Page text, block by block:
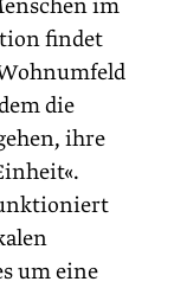
im
findet
die
ihre
um eine